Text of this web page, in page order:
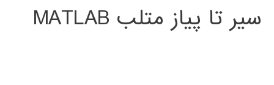
سیر تا پیاز متلب MATLAB